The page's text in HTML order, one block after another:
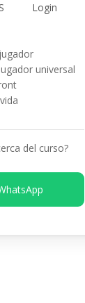
Login
universal
del curso?